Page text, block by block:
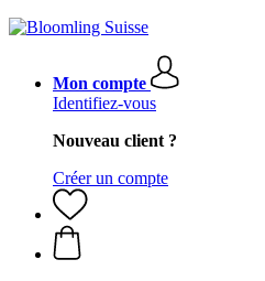
Mon compte
Identifiez-vous
Nouveau client ?
Créer un compte